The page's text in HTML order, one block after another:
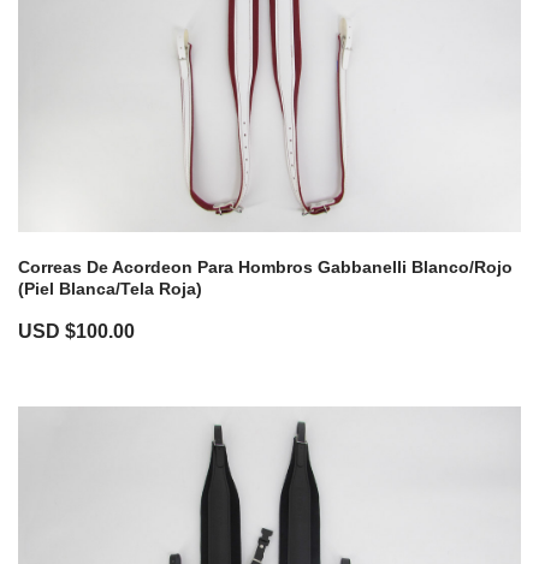
Correas De Acordeon Para Hombros Gabbanelli Blanco/Rojo
(Piel Blanca/Tela Roja)
USD $100.00